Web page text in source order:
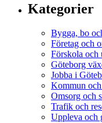
Kategorier
Bygga, bo
Företag och
Förskola och
Göteborg
Jobba i
Kommun
Omsorg och
Trafik och
Uppleva och